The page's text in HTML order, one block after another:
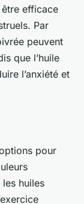
être efficace
Par
peuvent
que l’huile
l’anxiété et
pour
huiles